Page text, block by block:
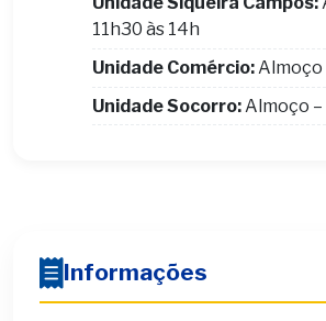
11h30 às 14h
Unidade Comércio:Almoço
Unidade Socorro: Almoço –
Informações